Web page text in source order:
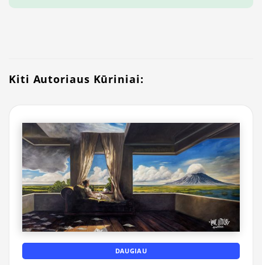
Kiti Autoriaus Kūriniai:
DAUGIAU